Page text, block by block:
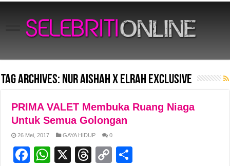
Tag Archives: Nur Aishah X Elrah Exclusive
PRIMA VALET Membuka Ruang Niaga
Untuk Semua Golongan
26 Mei, 2017 GAYA HIDUP 0
F
W
X
T
C